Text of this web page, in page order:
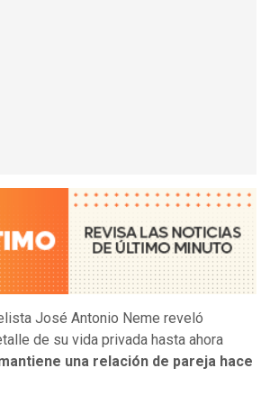
José Antonio Neme reveló
de su vida privada hasta ahora
una relación de pareja hace